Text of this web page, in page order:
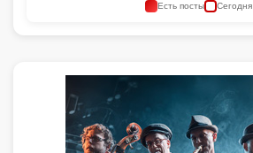
Есть посты Сегодня